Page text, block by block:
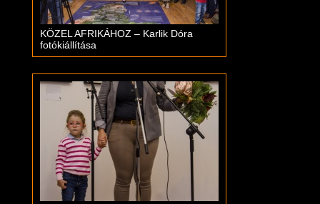
KÖZEL AFRIKÁHOZ – Karlik Dóra
fotókiállítása